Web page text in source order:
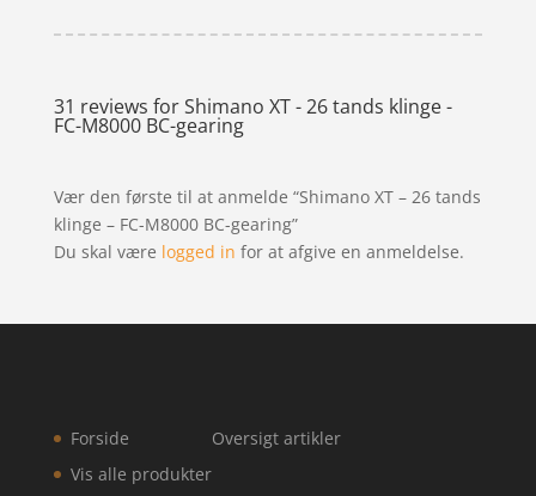
31 reviews forShimano XT - 26 tands klinge -
FC-M8000 BC-gearing
Vær den første til at anmelde “Shimano XT – 26 tands
klinge – FC-M8000 BC-gearing”
Du skal være logged in for at afgive en anmeldelse.
Forside
Vis alle produkter
Oversigt artikler